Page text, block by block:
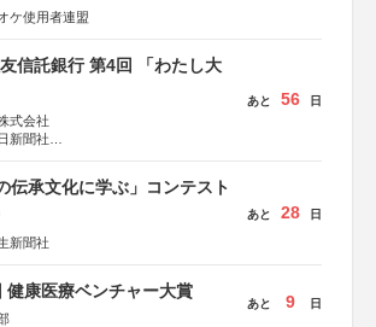
ケ使用者連盟
信託銀行 第4回 「わたし大
式会社
新聞社
あと 56 日
伝承文化に学ぶ」コンテスト
新聞社
あと 28 日
健康医療ベンチャー大賞
あと 9 日